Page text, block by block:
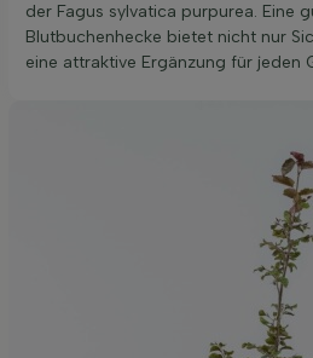
der Fagus sylvatica purpurea. Eine
Blutbuchenhecke bietet nicht nur
eine attraktive Ergänzung für jeden